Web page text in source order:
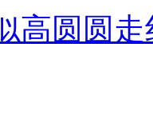
高圆圆走